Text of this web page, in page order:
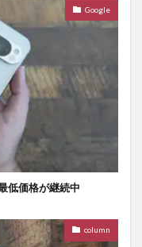
Google
低価格が継続中
column